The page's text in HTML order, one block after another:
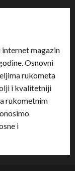
magazin
Osnovni
rukometa
i kvalitetniji
rukometnim
i